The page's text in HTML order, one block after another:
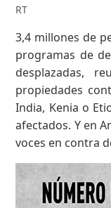
RT
3,4 millones de
programas de
desplazadas,
propiedades
India, Kenia o
afectados. Y en
voces en contra